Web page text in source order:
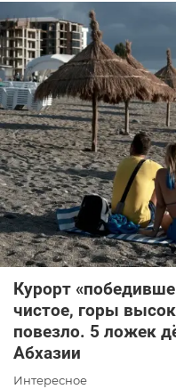
Курорт
чистое, горы
повезло. 5 ложек
Абхазии
Интересное